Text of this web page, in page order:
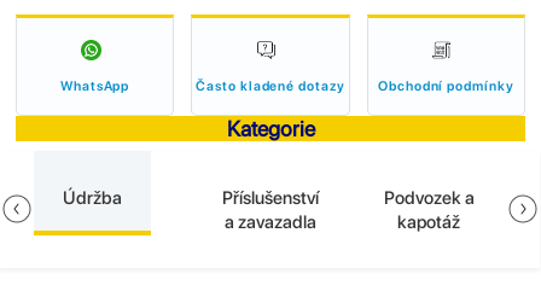
WhatsApp Často kladené dotazy Obchodní podmínky
Kategorie
Údržba
Příslušenství
a zavazadla
Podvozek a
kapotáž